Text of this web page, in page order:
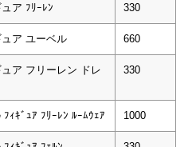
ア ﾌﾘｰﾚﾝ 330
ア ユーベル 660
ア フリーレン ドレ
330
ｨｷﾞｭｱ ﾌﾘｰﾚﾝ ﾙｰﾑｳｪｱ 1000